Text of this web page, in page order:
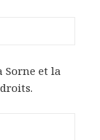
Sorne et la